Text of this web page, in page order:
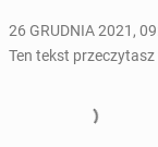
26 GRUDNIA 2021,
Ten tekst